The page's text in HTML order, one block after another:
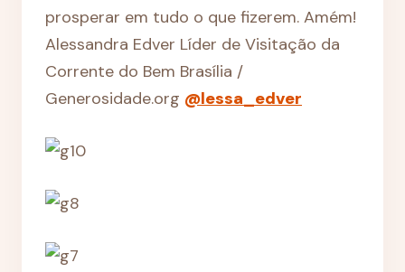
prosperar em tudo o que fizerem. Amém!
Alessandra Edver Líder de Visitação da
Corrente do Bem Brasília /
Generosidade.org @lessa_edver